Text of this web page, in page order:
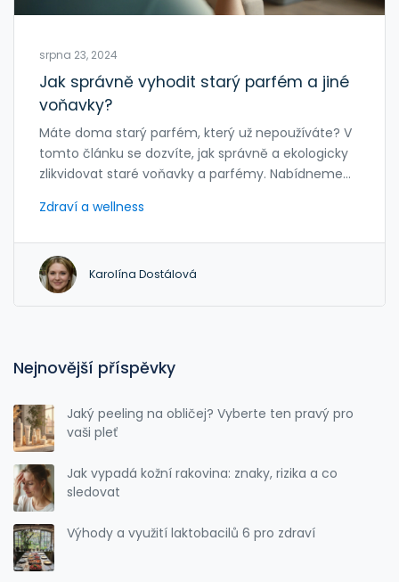
srpna 23, 2024
Jak správně vyhodit starý parfém a jiné
voňavky?
Máte doma starý parfém, který už nepoužíváte? V
tomto článku se dozvíte, jak správně a ekologicky
zlikvidovat staré voňavky a parfémy. Nabídneme
šetrné zacházení s těmito produkty.
Zdraví a wellness
Karolína Dostálová
Nejnovější příspěvky
Jaký peeling na obličej? Vyberte ten pravý pro
vaši pleť
Jak vypadá kožní rakovina: znaky, rizika a co
sledovat
Výhody a využití laktobacilů 6 pro zdraví